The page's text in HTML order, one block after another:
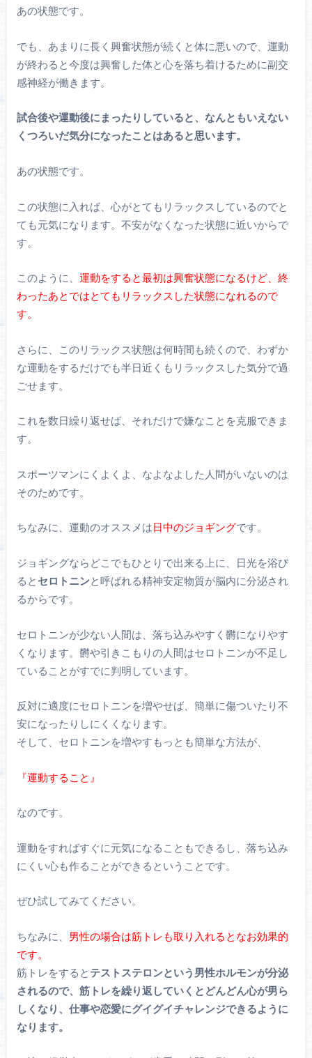
あの状態です。
でも、あまりに長く興奮状態が続くと体に悪いので、運動
が終わると今度は興奮した体と心を落ち着けるために副交
感神経が働きます。
試合後や運動後にまったりしていると、なんともいえない
くつろいだ気分になったことはあると思います。
あの状態です。
この状態に入れば、心がとてもリラックスしているのでと
ても元気になります。不安がなくなった状態に近いからで
す。
このように、 運動をすると最初は興奮状態になるけど、終
わったあとではとてもリラックスした状態になれるので
す。
さらに、このリラックス状態は何時間も続くので、わずか
な運動をするだけでも半日近くもリラックスした気分で過
ごせます。
これを数日繰り返せば、それだけで嫌なことを克服できま
す。
スポーツマンにくよくよ、なよなよした人間がいないのは
そのためです。
ちなみに、運動のオススメは日中のジョギングです。
ジョギングならどこでもひとりで出来る上に、日光を浴び
ると セロトニンと呼ばれる精神安定物質が脳内に分泌され
るからです。
セロトニンが少ない人間は、落ち込みやすく欝になりやす
くなります。欝や引きこもりの人間はセロトニンが不足し
ていることがすでに判明しています。
反対に適度にセロトニンを増やせば、簡単に傷ついたり不
安になったりしにくくなります。
そして、セロトニンを増やすもっとも簡単な方法が、
『運動すること』
なのです。
運動をすればすぐに元気になることもできるし、落ち込み
にくい心も作ることができるということです。
ぜひ試してみてください。
ちなみに、 男性の場合は筋トレも取り入れるとなお効果的
です。
筋トレをすると テストステロンという男性ホルモンが分泌
されるので、筋トレを繰り返していくとどんどん心が男ら
しくなり、仕事や恋愛にグイグイチャレンジできるように
なります。